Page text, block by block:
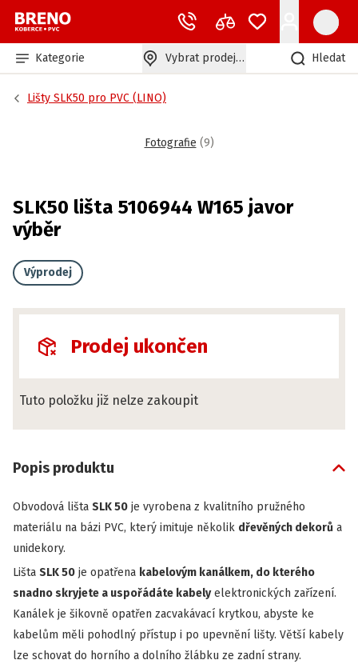
Kategorie Vybrat prodejnu Hledat
Lišty SLK50 pro PVC (LINO)
Fotografie (9)
SLK50 lišta 5106944 W165 javor
výběr
Výprodej
Prodej ukončen
Tuto položku již nelze zakoupit
Popis produktu
Obvodová lišta SLK 50 je vyrobena z kvalitního pružného
materiálu na bázi PVC, který imituje několik dřevěných dekorů a
unidekory.
Lišta SLK 50 je opatřena kabelovým kanálkem, do kterého
snadno skryjete a uspořádáte kabelyelektronických zařízení.
Kanálek je šikovně opatřen zacvakávací krytkou, abyste ke
kabelům měli pohodlný přístup i po upevnění lišty. Větší kabely
lze schovat do horního a dolního žlábku ze zadní strany.